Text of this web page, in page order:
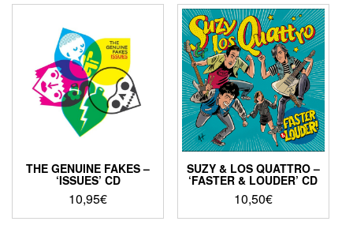
THE GENUINE FAKES –
‘ISSUES’ CD
10,95€
SUZY & LOS QUATTRO –
‘FASTER & LOUDER’ CD
10,50€